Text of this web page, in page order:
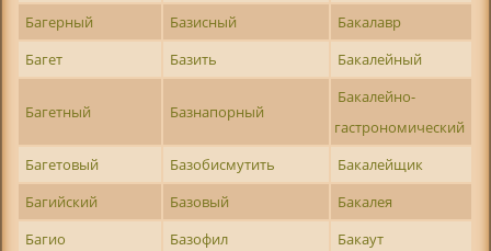
Багерный
Базисный
Бакалавр
Багет
Базить Бакалейный
Багетный Базнапорный
Бакалейно-
гастрономический
Багетовый
Базобисмутить
Бакалейщик
Багийский
Базовый
Бакалея
Багио
Базофил
Бакаут